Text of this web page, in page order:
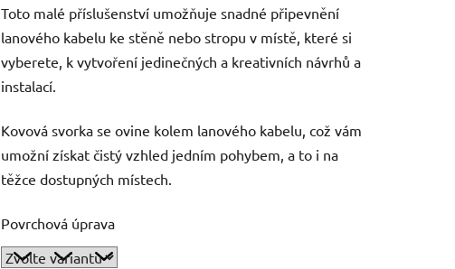
5
hvězdiček.
Toto malé příslušenství umožňuje snadné připevnění
lanového kabelu ke stěně nebo stropu v místě, které si
vyberete, k vytvoření jedinečných a kreativních návrhů a
instalací.
Kovová svorka se ovine kolem lanového kabelu, což vám
umožní získat čistý vzhled jedním pohybem, a to i na
těžce dostupných místech.
Povrchová úprava